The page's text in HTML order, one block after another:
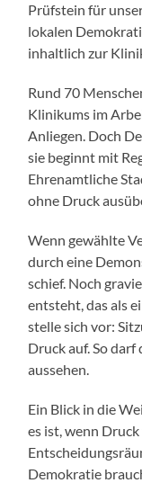
Prüfstein für
lokalen
inhaltlich zur
Rund 70
Klinikums im
Anliegen. Doch
sie beginnt mit
Ehrenamtliche
ohne Druck
Wenn gewählte
durch eine
schief. Noch
entsteht, das als
stelle sich vor:
Druck auf. So
aussehen.
Ein Blick in die
es ist, wenn
Demokratie